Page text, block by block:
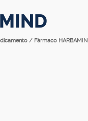
/ Fármaco